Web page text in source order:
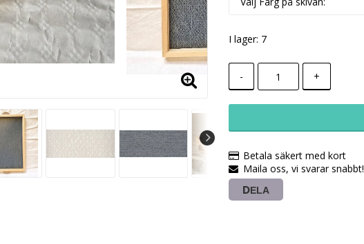
I lager: 7
- +
Betala säkert med kort
Maila oss, vi svarar snabbt!
DELA